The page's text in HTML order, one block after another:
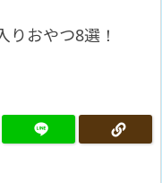
おやつ8選！